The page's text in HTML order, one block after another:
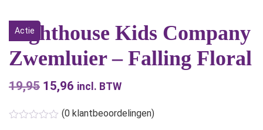
Onze merken
Hoe begin ik?
Actie
Lighthouse Kids Company
Zwemluier – Falling Floral
19,95 Oorspronkelijke
was:
15,96 Huidige
incl. BTW
(0 klantbeoordelingen)